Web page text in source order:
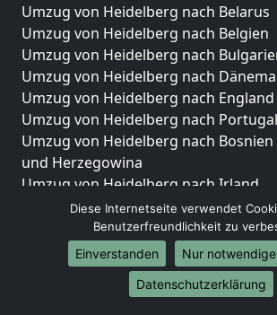
Umzug von Heidelberg nach Belarus
Umzug von Heidelberg nach Belgien
Umzug von Heidelberg nach
Umzug von Heidelberg nach
Umzug von Heidelberg nach England
Umzug von Heidelberg nach Portugal
Umzug von Heidelberg nach Bosnien
und Herzegowina
Umzug von Heidelberg nach Irland
Umzug von Heidelberg nach Lettland
Umzug von Heidelberg nach Zypern
Umzug von Heidelberg nach Kroatien
Umzug von Heidelberg nach Estland
Umzug von Heidelberg nach Finnland
Diese Internetseite verwendet
Benutzerfreundlichkeit zu
Einverstanden
Nur
Datenschutzerklärung